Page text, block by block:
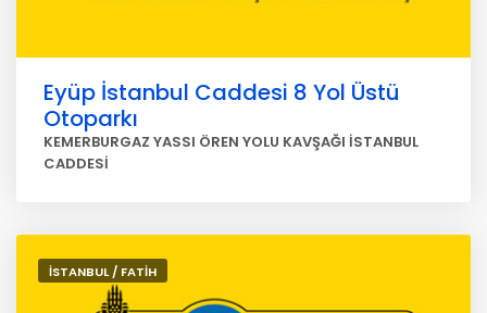
Eyüp İstanbul Caddesi 8 Yol Üstü
Otoparkı
KEMERBURGAZ YASSI ÖREN YOLU KAVŞAĞI İSTANBUL
CADDESİ
İSTANBUL / FATİH